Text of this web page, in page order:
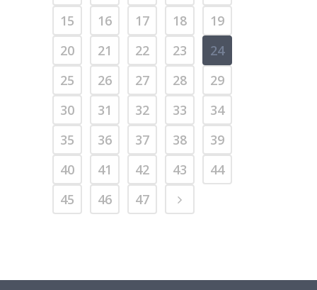
15
16 17 18
19
20
21 22 23
24
25
26 27 28
29
30
31 32 33
34
35
36 37 38
39
40
41 42 43
44
45
46 47